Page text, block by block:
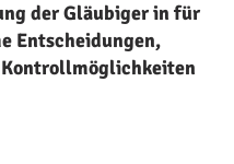
der Gläubiger in für
Entscheidungen,
Kontrollmöglichkeiten